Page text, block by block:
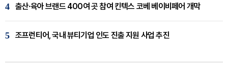
4 출산·육아 브랜드 400여 곳 참여 킨텍스 코베 베이비페어 개막
5 조프런티어, 국내 뷰티기업 인도 진출 지원 사업 추진